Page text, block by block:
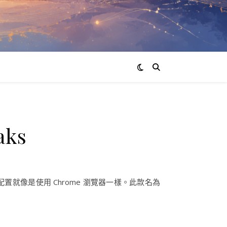
就像是使用 Chrome 瀏覽器一樣。此款名為